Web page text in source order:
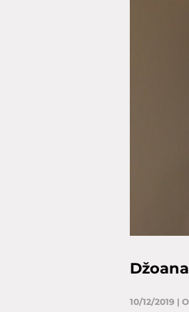
10/12/2019 |